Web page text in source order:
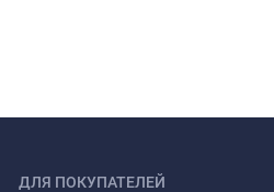
ДЛЯ ПОКУПАТЕЛЕЙ